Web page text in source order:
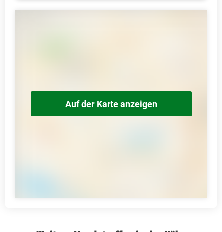
Auf der Karte anzeigen